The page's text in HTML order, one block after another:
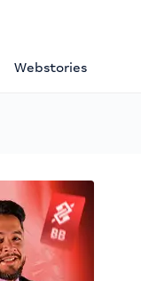
Webstories